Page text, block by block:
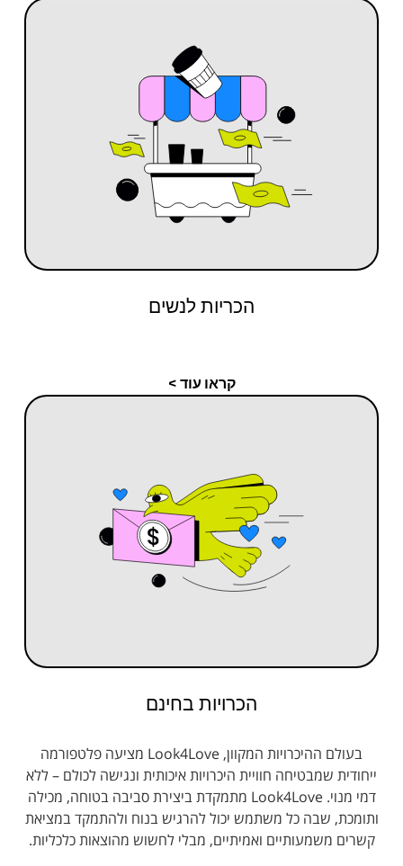
הכריות לנשים
קראו עוד >
הכרויות בחינם
בעולם ההיכרויות המקוון, Look4Love מציעה פלטפורמה
ייחודית שמבטיחה חוויית היכרויות איכותית ונגישה לכולם – ללא
דמי מנוי. Look4Love מתמקדת ביצירת סביבה בטוחה, מכילה
ותומכת, שבה כל משתמש יכול להרגיש בנוח ולהתמקד במציאת
קשרים משמעותיים ואמיתיים, מבלי לחשוש מהוצאות כלכליות.